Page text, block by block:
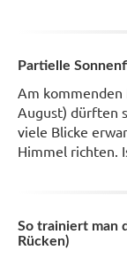
Partielle
Am kommenden
August) dürften
viele Blicke
Himmel richten.
So trainiert man
Rücken)